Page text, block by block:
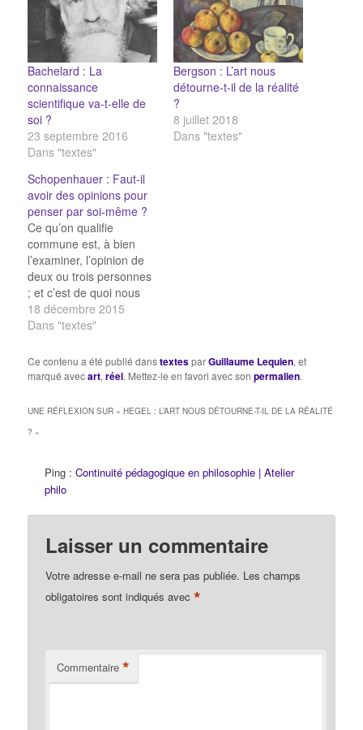
Bachelard : La
connaissance
scientifique va-t-elle de
soi ?
23 septembre 2016
Dans "textes"
Bergson : L’art nous
détourne-t-il de la réalité
?
8 juillet 2018
Dans "textes"
Schopenhauer : Faut-il
avoir des opinions pour
penser par soi-même ?
Ce qu’on qualifie
commune est, à bien
l’examiner, l’opinion de
deux ou trois personnes
; et c’est de quoi nous
pourrions nous
convaincre si nous
observer la manière dont
naît une pareille opinion
découvririons alors que
personnes qui ont
18 décembre 2015
Dans "textes"
Ce contenu a été publié danstextesparGuillaume Lequien, et
marqué avecart,réel. Mettez-le en favori avec sonpermalien.
UNE RÉFLEXION SUR «HEGEL : L’ART NOUS DÉTOURNE-T-IL DE LA RÉALITÉ
? »
Ping :Continuité pédagogique en philosophie | Atelier
philo
Laisser un commentaire
Votre adresse e-mail ne sera pas publiée. Les champs
obligatoires sont indiqués avec*
Commentaire *